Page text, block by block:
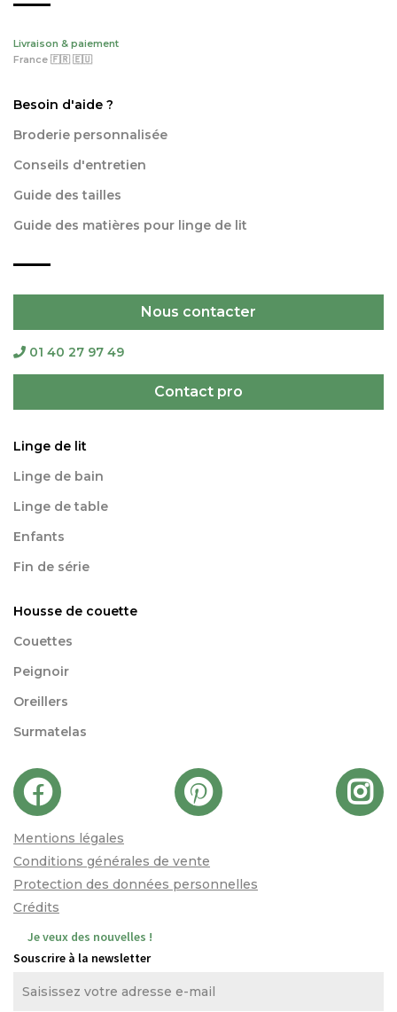
Livraison & paiement
France 🇫🇷 🇪🇺
Besoin d'aide ?
Broderie personnalisée
Conseils d'entretien
Guide des tailles
Guide des matières pour linge de lit
Nous contacter
01 40 27 97 49
Contact pro
Linge de lit
Linge de bain
Linge de table
Enfants
Fin de série
Housse de couette
Couettes
Peignoir
Oreillers
Surmatelas
Mentions légales
Conditions générales de vente
Protection des données personnelles
Crédits
Je veux des nouvelles !
Souscrire à la newsletter